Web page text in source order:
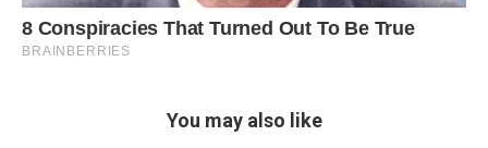
You may also like